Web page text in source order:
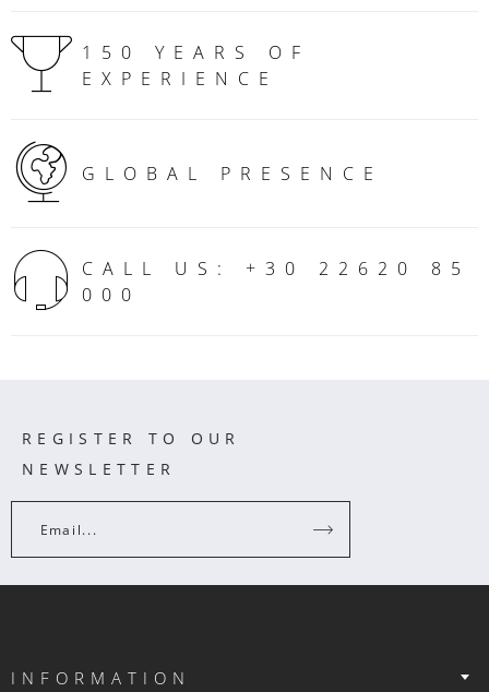
150 YEARS OF
EXPERIENCE
GLOBAL PRESENCE
CALL US: +30 22620 85
000
REGISTER TO OUR
NEWSLETTER
Email...
INFORMATION